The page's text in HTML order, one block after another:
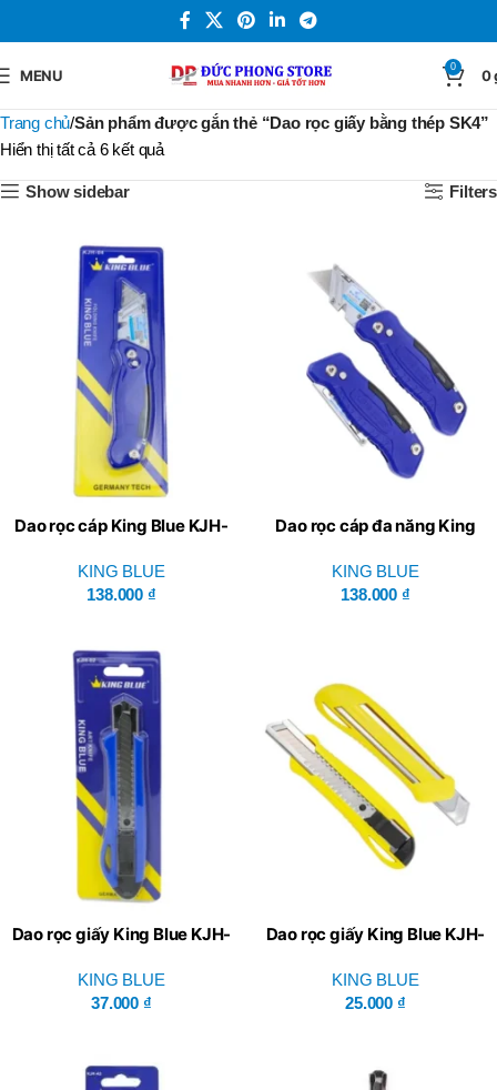
MENU 0 0
Trang chủ Sản phẩm được gắn thẻ “Dao rọc giấy bằng thép SK4”
Hiển thị tất cả 6 kết quả
Show sidebar Filters
Dao rọc cáp King Blue KJH-
KING BLUE
138.000 ₫
Dao rọc cáp đa năng King
KING BLUE
138.000 ₫
Dao rọc giấy King Blue KJH-
KING BLUE
37.000 ₫
Dao rọc giấy King Blue KJH-
KING BLUE
25.000 ₫